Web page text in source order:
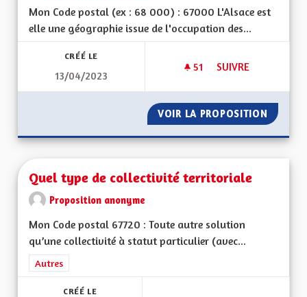
Mon Code postal (ex : 68 000) : 67000 L'Alsace est
elle une géographie issue de l'occupation des...
CRÉÉ LE
13/04/2023
51 51 ABONNÉS
SUIVRE
VOIR LA PROPOSITION
Quel type de collectivité territoriale
Proposition anonyme
Mon Code postal 67720 : Toute autre solution
qu’une collectivité à statut particulier (avec...
Filtrer les résultats de la catégorie : Autres
Autres
CRÉÉ LE